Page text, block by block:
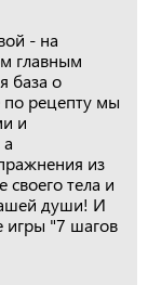
- на
главным
база о
по рецепту мы
и
из
тела и
души! И
игры "7 шагов